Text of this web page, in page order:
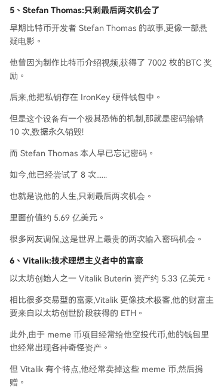
5、 Stefan Thomas:只剩最后两次机会了
早期比特币开发者 Stefan Thomas 的故事,更像一部悬
疑电影。
他曾因为制作比特币介绍视频,获得了 7002 枚的BTC 奖
励。
后来,他把私钥存在 IronKey 硬件钱包中。
但是这个设备有一个极其恐怖的机制,那就是密码输错
10 次,数据永久销毁!
而 Stefan Thomas 本人早已忘记密码。
如今,他已经尝试了 8 次......
也就是说他的人生,只剩最后两次机会。
里面价值约 5.69 亿美元。
很多网友调侃,这是世界上最贵的两次输入密码机会。
6、 Vitalik:技术理想主义者中的富豪
以太坊创始人之一 Vitalik Buterin 资产约 5.33 亿美元。
相比很多交易型的富豪,Vitalik 更像技术极客,他的财富主
要来自以太坊创世阶段获得的 ETH。
此外,由于 meme 币项目经常给他空投代币,他的钱包里
也经常出现各种奇怪资产。
但 Vitalik 有个特点,他经常卖掉这些 meme 币,然后捐
赠。